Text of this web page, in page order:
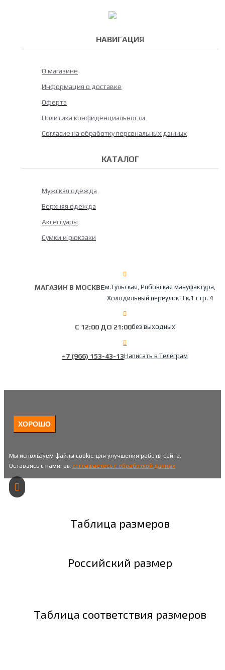
НАВИГАЦИЯ
О магазине
Информация о доставке
Оферта
Политика конфиденциальности
Согласие на обработку персональных данных
КАТАЛОГ
Мужская одежда
Верхняя одежда
Аксессуары
Сумки и рюкзаки
МАГАЗИН В МОСКВЕм.Тульская, Рябовская мануфактура,
Холодильный переулок 3 к.1 стр. 4
С 12:00 ДО 21:00без выходных
+7 (966) 153-43-13Написать в Телеграм
ХОРОШО
Мы используем файлы cookie для улучшения работы сайта.
Оставаясь с нами, вы соглашаетесь с обработкой данных
Таблица размеров
Российский размер
Таблица соответствия размеров